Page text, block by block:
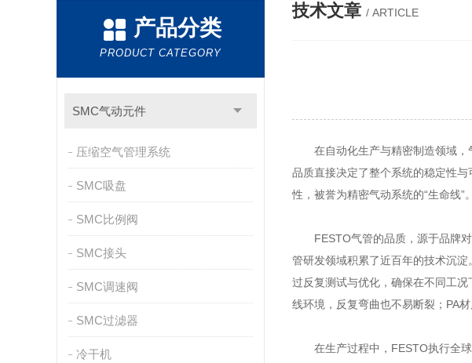
产品分类
PRODUCT CATEGORY
SMC气动元件
压缩空气管理系统
SMC吸盘
SMC比例阀
SMC接头
SMC调速阀
SMC过滤器
冷干机
技术文章 / ARTICLE
在自动化生产与精密制造领域，
品质直接决定了整个系统的稳定性
性，被誉为精密气动系统的“生命线”。
FESTO气管的品质，源于品牌对
管研发领域积累了近百年的技术沉
过反复测试与优化，确保在不同工
线环境，反复弯曲也不易断裂；PA
在生产过程中，FESTO执行全球